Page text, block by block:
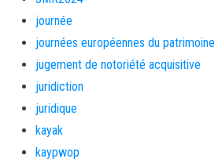
journée
journées européennes du patrimoine
jugement de notoriété acquisitive
juridiction
juridique
kayak
kaypwop